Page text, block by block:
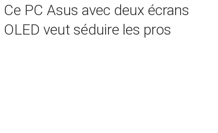
Ce PC Asus avec deux écrans
OLED veut séduire les pros